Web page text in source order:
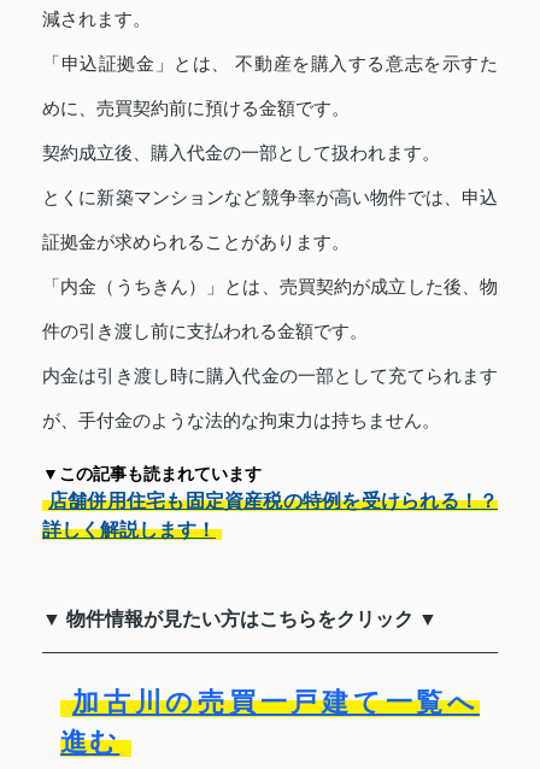
減されます。
「申込証拠金」とは、 不動産を購入する意志を示すた
めに、売買契約前に預ける金額です。
契約成立後、購入代金の一部として扱われます。
とくに新築マンションなど競争率が高い物件では、申込
証拠金が求められることがあります。
「内金（うちきん）」とは、売買契約が成立した後、物
件の引き渡し前に支払われる金額です。
内金は引き渡し時に購入代金の一部として充てられます
が、手付金のような法的な拘束力は持ちません。
▼この記事も読まれています
店舗併用住宅も固定資産税の特例を受けられる！？
詳しく解説します！
▼ 物件情報が見たい方はこちらをクリック ▼
加古川の売買一戸建て一覧へ
進む